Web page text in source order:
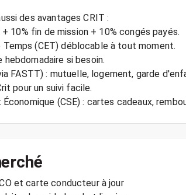
des avantages CRIT :
10% fin de mission + 10% congés payés.
Temps (CET) déblocable à tout moment.
si besoin.
FASTT) : mutuelle, logement, garde
pour un suivi facile.
et carte conducteur à jour